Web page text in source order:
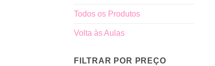
Todos os Produtos
Volta às Aulas
FILTRAR POR PREÇO